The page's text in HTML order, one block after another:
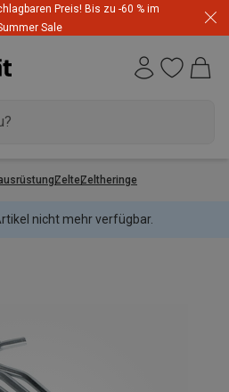
Preis! Bis zu -60 % im
Sale
ZelteZeltheringe
nicht mehr verfügbar.